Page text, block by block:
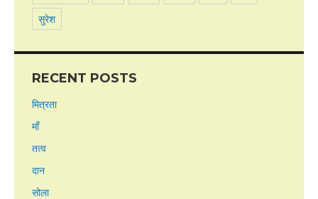
सुरेश
RECENT POSTS
मित्रता
माँ
तत्व
दान
सोला